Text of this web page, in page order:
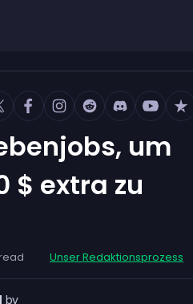
um
$ extra zu
Unser Redaktionsprozess
by